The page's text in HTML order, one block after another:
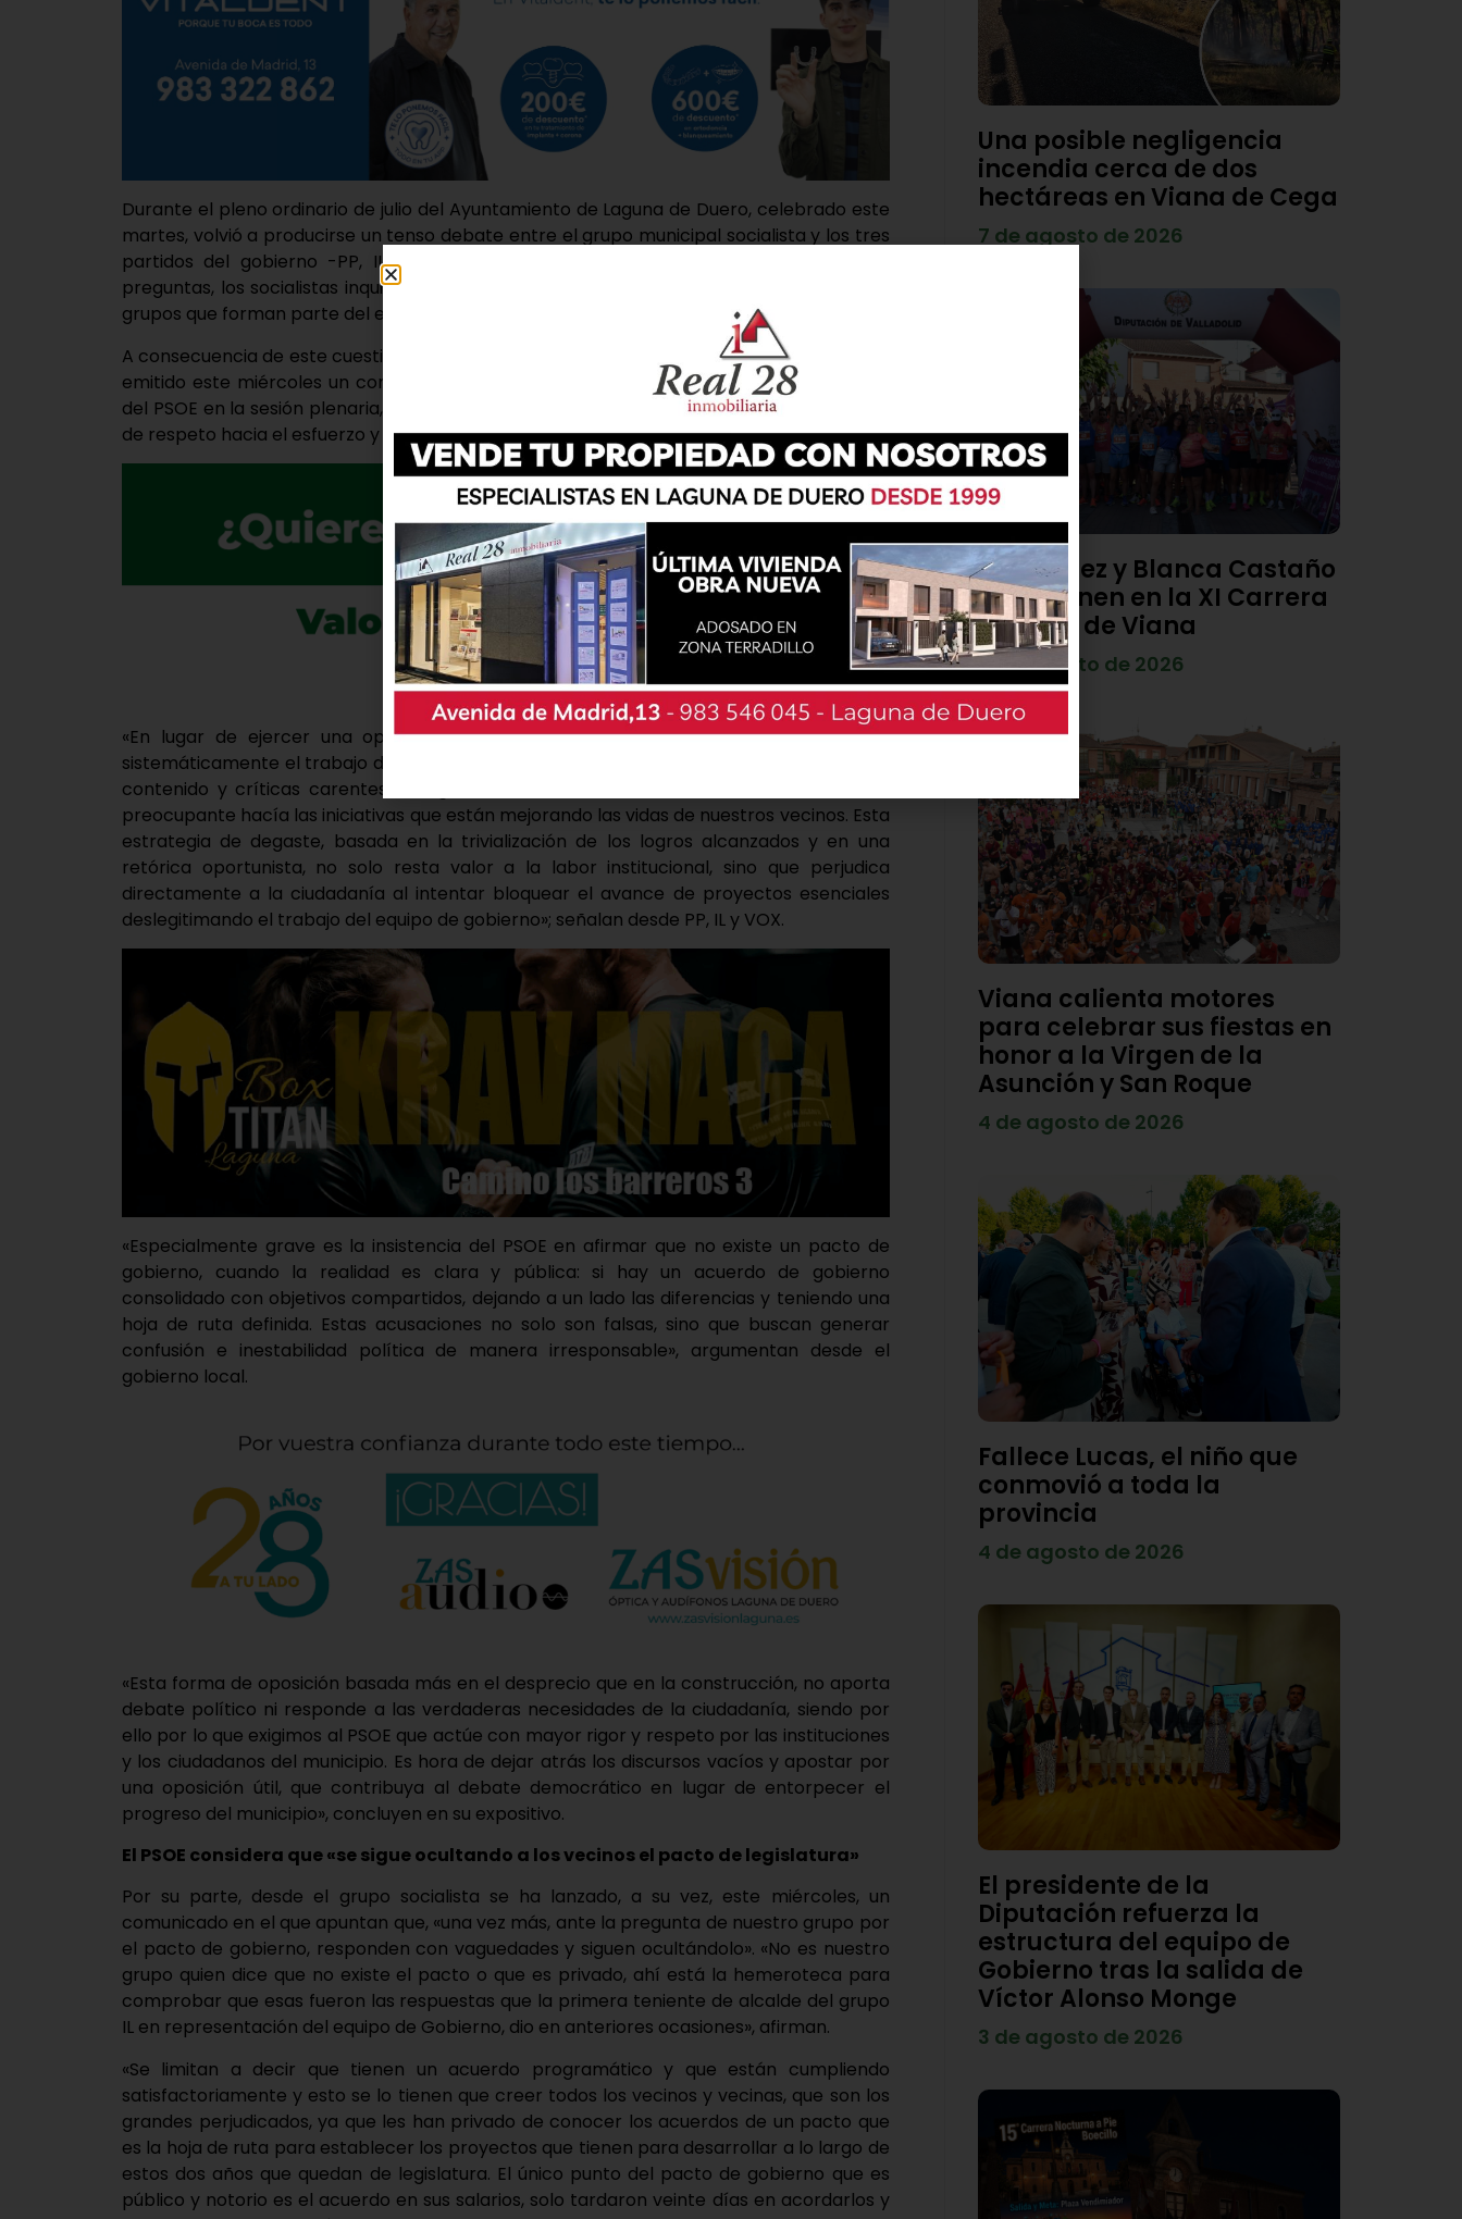
Durante el pleno ordinario de julio del Ayuntamiento de Laguna de Duero, celebrado este
martes, volvió a producirse un tenso debate entre el grupo municipal socialista y los tres
partidos del gobierno -PP, IL y VOX- el cuál comenzó cuando, llegado el turno de
preguntas, los socialistas inquirieron en qué consiste el pacto de gobierno de estos tres
grupos que forman parte del ejecutivo local.
A consecuencia de este cuestionamiento, las tres fuerzas políticas del gobierno local han
emitido este miércoles un comunicado en el que lamentan «profundamente» la actitud
del PSOE en la sesión plenaria, considerando que «han demostrado, una vez más, su falta
de respeto hacia el esfuerzo y compromiso del gobierno municipal».
«En lugar de ejercer una oposición responsable y constructiva, opta por banalizar
sistemáticamente el trabajo del gobierno municipal, a través de declaraciones vacías de
contenido y críticas carentes de rigor. Con su actitud el PSOE demuestra un desdén
preocupante hacía las iniciativas que están mejorando las vidas de nuestros vecinos. Esta
estrategia de degaste, basada en la trivialización de los logros alcanzados y en una
retórica oportunista, no solo resta valor a la labor institucional, sino que perjudica
directamente a la ciudadanía al intentar bloquear el avance de proyectos esenciales
deslegitimando el trabajo del equipo de gobierno»; señalan desde PP, IL y VOX.
«Especialmente grave es la insistencia del PSOE en afirmar que no existe un pacto de
gobierno, cuando la realidad es clara y pública: si hay un acuerdo de gobierno
consolidado con objetivos compartidos, dejando a un lado las diferencias y teniendo una
hoja de ruta definida. Estas acusaciones no solo son falsas, sino que buscan generar
confusión e inestabilidad política de manera irresponsable», argumentan desde el
gobierno local.
«Esta forma de oposición basada más en el desprecio que en la construcción, no aporta
debate político ni responde a las verdaderas necesidades de la ciudadanía, siendo por
ello por lo que exigimos al PSOE que actúe con mayor rigor y respeto por las instituciones
y los ciudadanos del municipio. Es hora de dejar atrás los discursos vacíos y apostar por
una oposición útil, que contribuya al debate democrático en lugar de entorpecer el
progreso del municipio», concluyen en su expositivo.
El PSOE considera que «se sigue ocultando a los vecinos el pacto de legislatura»
Por su parte, desde el grupo socialista se ha lanzado, a su vez, este miércoles, un
comunicado en el que apuntan que, «una vez más, ante la pregunta de nuestro grupo por
el pacto de gobierno, responden con vaguedades y siguen ocultándolo». «No es nuestro
grupo quien dice que no existe el pacto o que es privado, ahí está la hemeroteca para
comprobar que esas fueron las respuestas que la primera teniente de alcalde del grupo
IL en representación del equipo de Gobierno, dio en anteriores ocasiones», afirman.
«Se limitan a decir que tienen un acuerdo programático y que están cumpliendo
satisfactoriamente y esto se lo tienen que creer todos los vecinos y vecinas, que son los
grandes perjudicados, ya que les han privado de conocer los acuerdos de un pacto que
es la hoja de ruta para establecer los proyectos que tienen para desarrollar a lo largo de
estos dos años que quedan de legislatura. El único punto del pacto de gobierno que es
público y notorio es el acuerdo en sus salarios, solo tardaron veinte días en acordarlos y
Una posible negligencia
incendia cerca de dos
hectáreas en Viana de Cega
7 de agosto de 2026
Diego Díez y Blanca Castaño
se imponen en la XI Carrera
Popular de Viana
4 de agosto de 2026
Viana calienta motores
para celebrar sus fiestas en
honor a la Virgen de la
Asunción y San Roque
4 de agosto de 2026
Fallece Lucas, el niño que
conmovió a toda la
provincia
4 de agosto de 2026
El presidente de la
Diputación refuerza la
estructura del equipo de
Gobierno tras la salida de
Víctor Alonso Monge
3 de agosto de 2026